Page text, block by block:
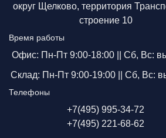
округ Щелково, территория
строение 10
Время работы
Офис: Пн-Пт 9:00-18:00 || Сб, Вс:
Склад: Пн-Пт 9:00-19:00 || Сб, Вс:
Телефоны
+7(495) 995-34-72
+7(495) 221-68-62